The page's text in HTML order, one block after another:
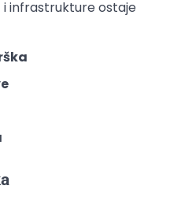
i infrastrukture ostaje